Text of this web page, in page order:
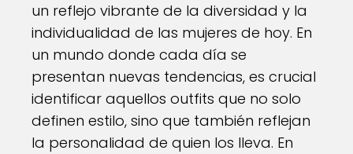
un reflejo vibrante de la diversidad y la
individualidad de las mujeres de hoy. En
un mundo donde cada día se
presentan nuevas tendencias, es crucial
identificar aquellos outfits que no solo
definen estilo, sino que también reflejan
la personalidad de quien los lleva. En